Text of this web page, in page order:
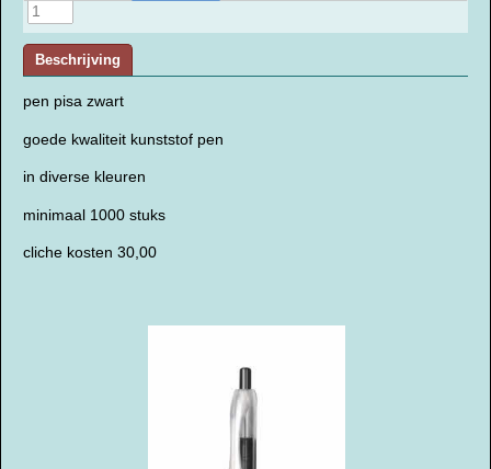
Beschrijving
pen pisa zwart
goede kwaliteit kunststof pen
in diverse kleuren
minimaal 1000 stuks
cliche kosten 30,00